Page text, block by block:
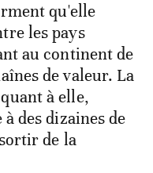
qu'elle
les pays
au continent de
de valeur. La
à elle,
des dizaines de
de la